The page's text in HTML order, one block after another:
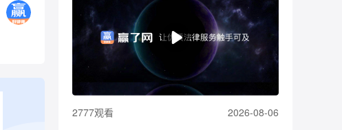
2777观看 2026-08-06